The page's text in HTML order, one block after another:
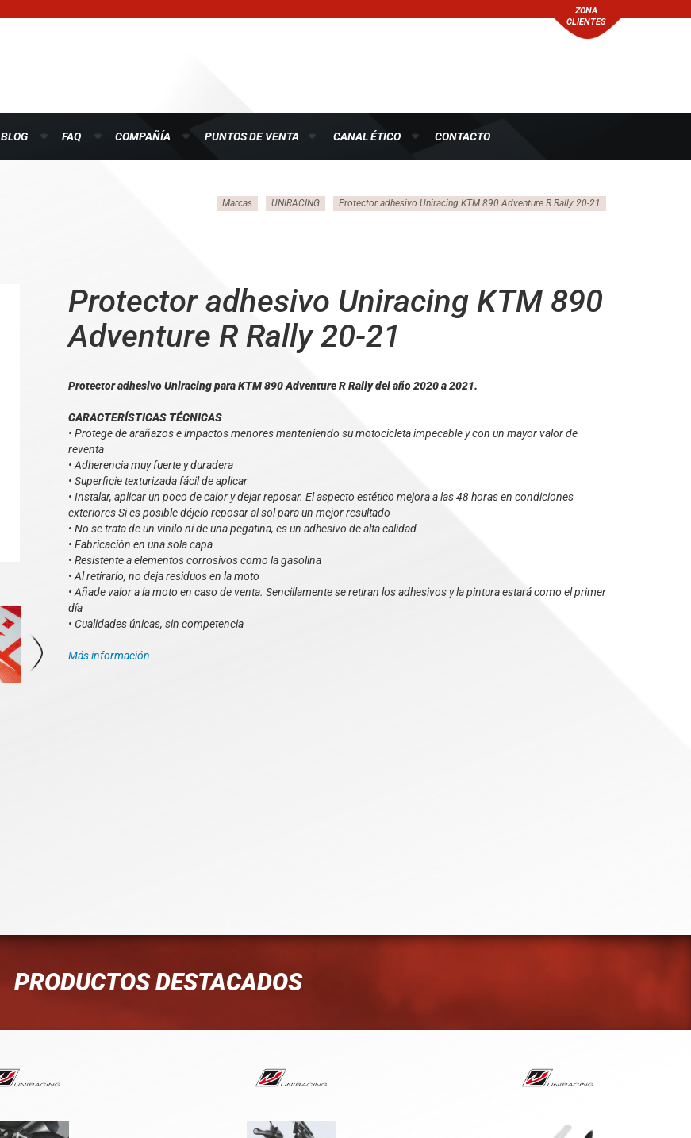
ZONA
CLIENTES
BLOG FAQ COMPAÑÍA PUNTOS DE VENTA CANAL ÉTICO CONTACTO
Marcas UNIRACING Protector adhesivo Uniracing KTM 890 Adventure R Rally 20-21
Protector adhesivo Uniracing KTM 890
Adventure R Rally 20-21
Protector adhesivo Uniracing para KTM 890 Adventure R Rally del año 2020 a 2021.
CARACTERÍSTICAS TÉCNICAS
• Protege de arañazos e impactos menores manteniendo su motocicleta impecable y con un mayor valor de
reventa
• Adherencia muy fuerte y duradera
• Superficie texturizada fácil de aplicar
• Instalar, aplicar un poco de calor y dejar reposar. El aspecto estético mejora a las 48 horas en condiciones
exteriores Si es posible déjelo reposar al sol para un mejor resultado
• No se trata de un vinilo ni de una pegatina, es un adhesivo de alta calidad
• Fabricación en una sola capa
• Resistente a elementos corrosivos como la gasolina
• Al retirarlo, no deja residuos en la moto
• Añade valor a la moto en caso de venta. Sencillamente se retiran los adhesivos y la pintura estará como el primer
día
• Cualidades únicas, sin competencia
Más información
PRODUCTOS DESTACADOS